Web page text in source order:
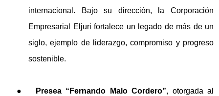
internacional. Bajo su dirección, la Corporación
Empresarial Eljuri fortalece un legado de más de un
siglo, ejemplo de liderazgo, compromiso y progreso
sostenible.
● Presea “Fernando Malo Cordero”, otorgada al